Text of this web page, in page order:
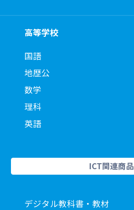
高等学校
国語
地歴公
数学
理科
英語
ICT関連商品
デジタル教科書・教材